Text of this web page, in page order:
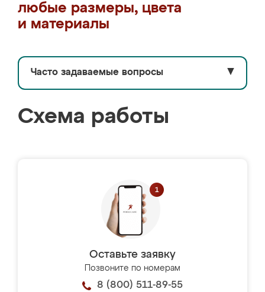
любые размеры, цвета
и материалы
Часто задаваемые вопросы ▼
Схема работы
Оставьте заявку
Позвоните по номерам
8 (800) 511-89-55